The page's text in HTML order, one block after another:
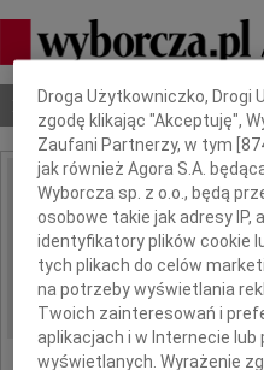
Nekrologi Odeszli
IMIĘ I NAZWISKO:
REGION: Szczecin
DATA EMISJI: 06.12.2016
Dbamy o Twoją prywatność
Droga Użytkowniczko, Drogi
zgodę klikając "Akceptuję",
Zaufani Partnerzy, w tym [
jak również Agora S.A.
Wyborcza sp. z o.o., będą
osobowe takie jak adresy IP,
identyfikatory plików cookie
tych plikach do celów
na potrzeby wyświetlania
Twoich zainteresowań i
aplikacjach i w Internecie
wyświetlanych. Wyrażenie